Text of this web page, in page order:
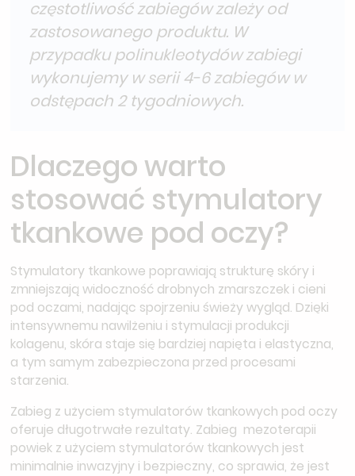
częstotliwość zabiegów zależy od
zastosowanego produktu. W
przypadku polinukleotydów zabiegi
wykonujemy w serii 4-6 zabiegów w
odstępach 2 tygodniowych.
Dlaczego warto
stosować stymulatory
tkankowe pod oczy?
Stymulatory tkankowe poprawiają strukturę skóry i
zmniejszają widoczność drobnych zmarszczek i cieni
pod oczami, nadając spojrzeniu świeży wygląd. Dzięki
intensywnemu nawilżeniu i stymulacji produkcji
kolagenu, skóra staje się bardziej napięta i elastyczna,
a tym samym zabezpieczona przed procesami
starzenia.
Zabieg z użyciem stymulatorów tkankowych pod oczy
oferuje długotrwałe rezultaty. Zabieg mezoterapii
powiek z użyciem stymulatorów tkankowych jest
minimalnie inwazyjny i bezpieczny, co sprawia, że jest